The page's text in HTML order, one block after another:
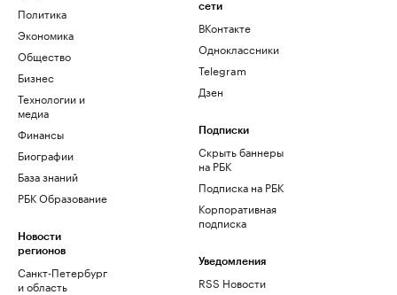
Политика
Экономика
Общество
Бизнес
Технологии и
медиа
Финансы
Биографии
База знаний
РБК Образование
Новости
регионов
Санкт-Петербург
и область
сети
ВКонтакте
Одноклассники
Telegram
Дзен
Подписки
Скрыть баннеры
на РБК
Подписка на РБК
Корпоративная
подписка
Уведомления
RSS Новости